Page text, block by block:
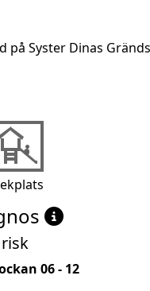
på Syster Dinas
06 - 12